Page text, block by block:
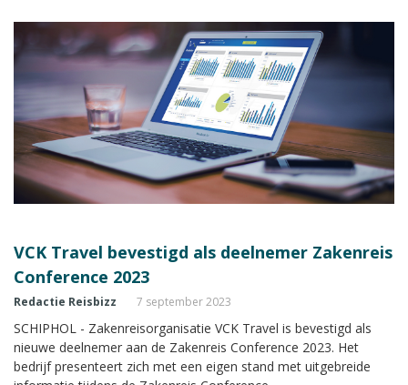
VCK Travel bevestigd als deelnemer Zakenreis
Conference 2023
Redactie Reisbizz 7 september 2023
SCHIPHOL - Zakenreisorganisatie VCK Travel is bevestigd als
nieuwe deelnemer aan de Zakenreis Conference 2023. Het
bedrijf presenteert zich met een eigen stand met uitgebreide